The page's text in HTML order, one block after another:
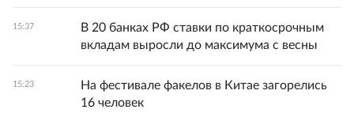
15:37
В 20 банках РФ ставки по краткосрочным
вкладам выросли до максимума с весны
15:23
На фестивале факелов в Китае загорелись
16 человек